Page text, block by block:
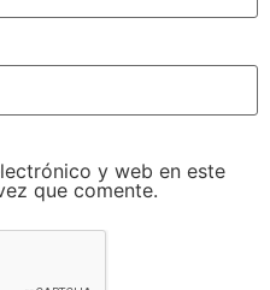
y web en este
que comente.